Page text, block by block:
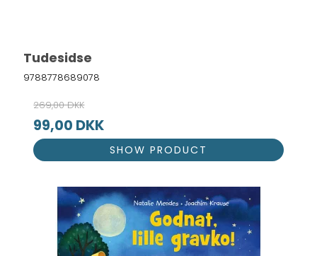
Tudesidse
9788778689078
269,00 DKK
99,00 DKK
SHOW PRODUCT